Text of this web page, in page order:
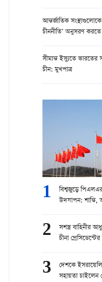
আন্তর্জাতিক
চীননীতি’ অনুসরণ
সীমান্ত ইস্যুতে
চীন: মুখপাত্র
1
বিশ্বজুড়ে পিএলএর
উদযাপন: শান্তি,
2
সশস্ত্র বাহিনীর
চীনা প্রেসিডেন্টের
3
দেশকে
সহায়তা চাইলেন